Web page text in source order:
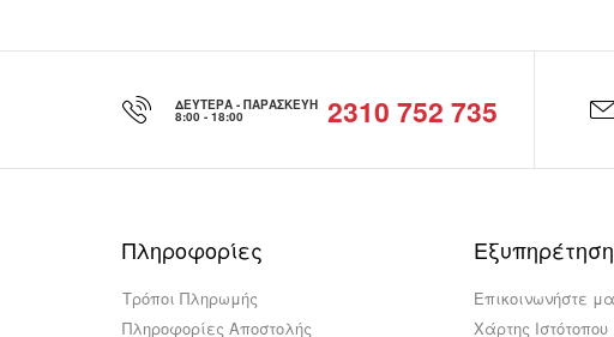
ΔΕΥΤΈΡΑ - ΠΑΡΑΣΚΕΥΉ
8:00 - 18:00 2310 752 735
Πληροφορίες
Τρόποι Πληρωμής
Πληροφορίες Αποστολής
Επικοινωνήστε
Χάρτης Ιστότοπου